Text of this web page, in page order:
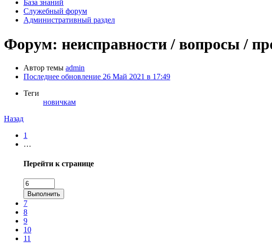
База знаний
Служебный форум
Административный раздел
Форум: неисправности / вопросы /
Автор темы admin
Последнее обновление 26 Май 2021 в 17:49
Теги
новичкам
Назад
1
…
Перейти к странице
Выполнить
7
8
9
10
11